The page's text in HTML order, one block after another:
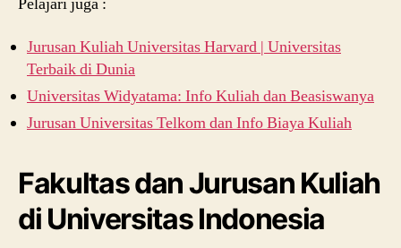
Jurusan Kuliah Universitas Harvard | Universitas
Terbaik di Dunia
Universitas Widyatama: Info Kuliah dan Beasiswanya
Jurusan Universitas Telkom dan Info Biaya Kuliah
Fakultas dan Jurusan Kuliah
di Universitas Indonesia